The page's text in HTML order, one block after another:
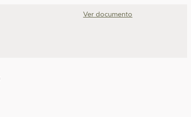
Ver documento